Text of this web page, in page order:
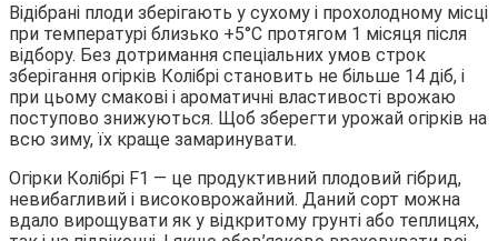
Відібрані плоди зберігають у сухому і прохолодному місці
при температурі близько +5°С протягом 1 місяця після
відбору. Без дотримання спеціальних умов строк
зберігання огірків Колібрі становить не більше 14 діб, і
при цьому смакові і ароматичні властивості врожаю
поступово знижуються. Щоб зберегти урожай огірків на
всю зиму, їх краще замаринувати.
Огірки Колібрі F1 — це продуктивний плодовий гібрид,
невибагливий і високоврожайний. Даний сорт можна
вдало вирощувати як у відкритому грунті або теплицях,